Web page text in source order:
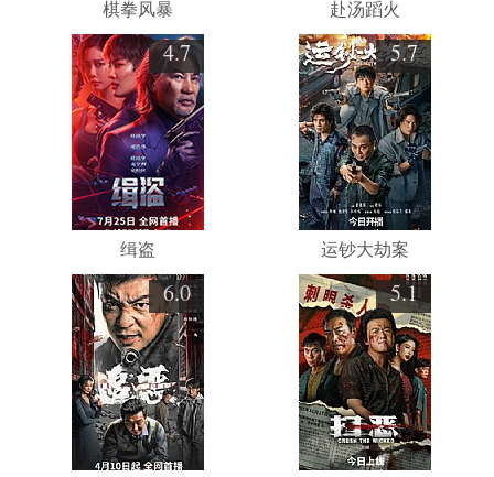
棋拳风暴 赴汤蹈火
4.7
缉盗
5.7
运钞大劫案
6.0 5.1